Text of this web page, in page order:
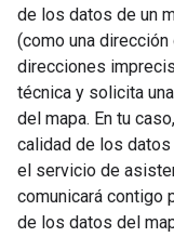
de los datos de un
(como una
direcciones
técnica y solicita
del mapa. En tu
calidad de los
el servicio de
comunicará contigo
de los datos del